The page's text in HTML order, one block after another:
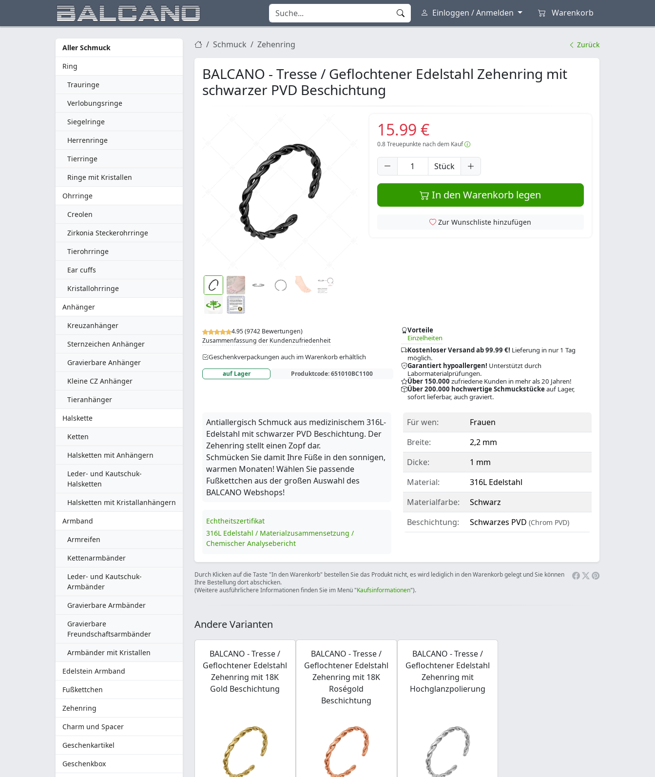
Einloggen / Anmelden Warenkorb
Aller Schmuck
Ring
Trauringe
Verlobungsringe
Siegelringe
Herrenringe
Tierringe
Ringe mit Kristallen
Ohrringe
Creolen
Zirkonia Steckerohrringe
Tierohrringe
Ear cuffs
Kristallohrringe
Anhänger
Kreuzanhänger
Sternzeichen Anhänger
Gravierbare Anhänger
Kleine CZ Anhänger
Tieranhänger
Halskette
Ketten
Halsketten mit Anhängern
Leder- und Kautschuk-
Halsketten
Halsketten mit Kristallanhängern
Armband
Armreifen
Kettenarmbänder
Leder- und Kautschuk-
Armbänder
Gravierbare Armbänder
Gravierbare
Freundschaftsarmbänder
Armbänder mit Kristallen
Edelstein Armband
Fußkettchen
Zehenring
Charm und Spacer
Geschenkartikel
Geschenkbox
Schmuck Zehenring Zurück
BALCANO - Tresse / Geflochtener Edelstahl Zehenring mit
schwarzer PVD Beschichtung
4.95 (9742 Bewertungen)
Zusammenfassung der Kundenzufriedenheit
Geschenkverpackungen auch im Warenkorb erhältlich
auf Lager Produktcode:651010BC1100
Vorteile
Einzelheiten
Kostenloser Versand ab 99.99 €! Lieferung in nur 1 Tag
möglich.
Garantiert hypoallergen! Unterstützt durch
Labormaterialprüfungen.
Über 150.000 zufriedene Kunden in mehr als 20 Jahren!
Über 200.000 hochwertige Schmuckstückeauf Lager,
sofort lieferbar, auch graviert.
15.99 €
0.8Treuepunkte nach dem Kauf
Stück
In den Warenkorb legen
Zur Wunschliste hinzufügen
Antiallergisch Schmuck aus medizinischem 316L-
Edelstahl mit schwarzer PVD Beschichtung. Der
Zehenring stellt einen Zopf dar.
Schmücken Sie damit Ihre Füße in den sonnigen,
warmen Monaten! Wählen Sie passende
Fußkettchen aus der großen Auswahl des
BALCANO Webshops!
Echtheitszertifikat
316L Edelstahl / Materialzusammensetzung /
Chemischer Analysebericht
Für wen:
Frauen
Breite:
2,2 mm
Dicke:
1 mm
Material:
316L Edelstahl
Materialfarbe:
Schwarz
Beschichtung:
Schwarzes PVD (Chrom PVD)
Durch Klicken auf die Taste "In den Warenkorb" bestellen Sie das Produkt nicht, es wird lediglich in den Warenkorb gelegt und Sie können
Ihre Bestellung dort abschicken.
(Weitere ausführlichere Informationen finden Sie im Menü "Kaufsinformationen").
Andere Varianten
BALCANO - Tresse /
Geflochtener Edelstahl
Zehenring mit 18K
Gold Beschichtung
BALCANO - Tresse /
Geflochtener Edelstahl
Zehenring mit 18K
Roségold
Beschichtung
BALCANO - Tresse /
Geflochtener Edelstahl
Zehenring mit
Hochglanzpolierung